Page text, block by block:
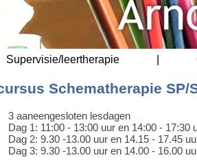
Supervisie/leertherapie
Schematherapie SP/
3 aaneengesloten lesdagen
Dag 1: 11:00 - 13:00 uur en 14:00 - 17:30
Dag 2: 9.30 -13.00 uur en 14.15 - 17.45
Dag 3: 9.30 -13.00 uur en 14.00 - 16.00